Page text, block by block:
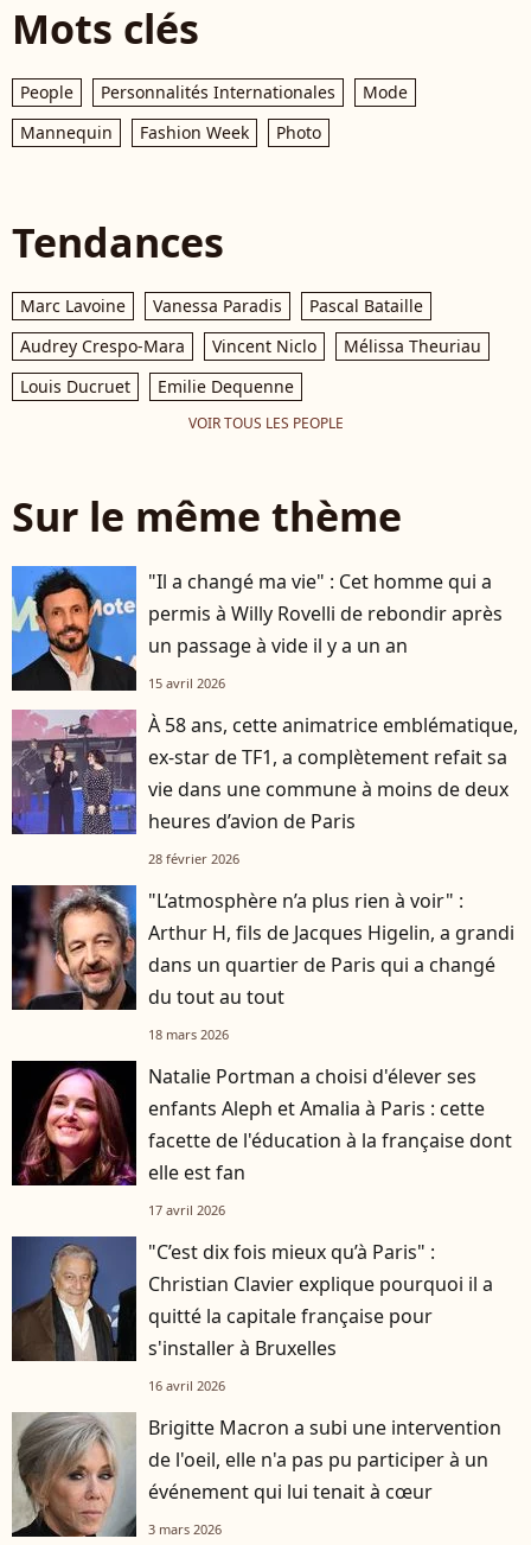
Mots clés
People Personnalités Internationales
Mode
Mannequin
Fashion Week Photo
Tendances
Marc Lavoine Vanessa Paradis
Pascal Bataille
Audrey Crespo-Mara
Vincent Niclo
Mélissa Theuriau
Louis Ducruet
Emilie Dequenne
VOIR TOUS LES PEOPLE
Sur le même thème
"Il a changé ma vie" : Cet homme qui a
permis à Willy Rovelli de rebondir après
un passage à vide il y a un an
15 avril 2026
À 58 ans, cette animatrice emblématique,
ex-star de TF1, a complètement refait sa
vie dans une commune à moins de deux
heures d’avion de Paris
28 février 2026
"L’atmosphère n’a plus rien à voir" :
Arthur H, fils de Jacques Higelin, a grandi
dans un quartier de Paris qui a changé
du tout au tout
18 mars 2026
Natalie Portman a choisi d'élever ses
enfants Aleph et Amalia à Paris : cette
facette de l'éducation à la française dont
elle est fan
17 avril 2026
"C’est dix fois mieux qu’à Paris" :
Christian Clavier explique pourquoi il a
quitté la capitale française pour
s'installer à Bruxelles
16 avril 2026
Brigitte Macron a subi une intervention
de l'oeil, elle n'a pas pu participer à un
événement qui lui tenait à cœur
3 mars 2026